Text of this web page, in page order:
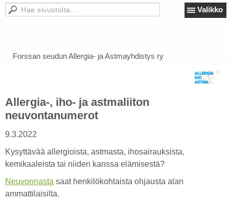
Valikko
Forssan seudun Allergia- ja Astmayhdistys ry
Allergia-, iho- ja astmaliiton
neuvontanumerot
9.3.2022
Kysyttävää allergioista, astmasta, ihosairauksista,
kemikaaleista tai niiden kanssa elämisestä?
Neuvonnasta saat henkilökohtaista ohjausta alan
ammattilaisilta.